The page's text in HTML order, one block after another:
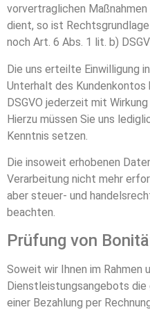
vorvertraglichen
dient, so ist
noch Art. 6 Abs. 1 lit. b)
Die uns erteilte Einwilligung
Unterhalt des Kundenkontos
DSGVO jederzeit mit
Hierzu müssen Sie uns
Kenntnis setzen.
Die insoweit erhobenen
Verarbeitung nicht mehr
aber steuer- und
beachten.
Prüfung von
Soweit wir Ihnen im Rahmen
Dienstleistungsangebots
einer Bezahlung per